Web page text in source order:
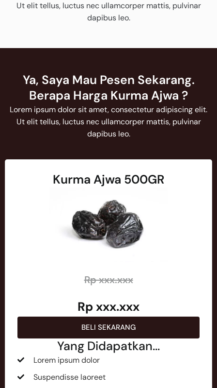
Ut elit tellus, luctus nec ullamcorper mattis, pulvinar
dapibus leo.
Ya, Saya Mau Pesen Sekarang.
Berapa Harga Kurma Ajwa ?
Lorem ipsum dolor sit amet, consectetur adipiscing elit.
Ut elit tellus, luctus nec ullamcorper mattis, pulvinar
dapibus leo.
Kurma Ajwa 500GR
Rp xxx.xxx
Rp xxx.xxx
BELI SEKARANG
Yang Didapatkan...
Lorem ipsum dolor
Suspendisse laoreet